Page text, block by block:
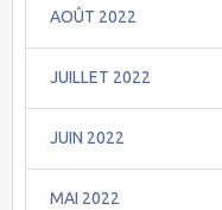
AOÛT 2022
JUILLET 2022
JUIN 2022
MAI 2022